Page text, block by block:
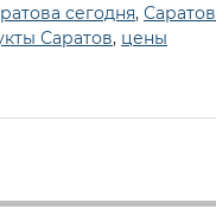
сегодня, Саратов
Саратов, цены